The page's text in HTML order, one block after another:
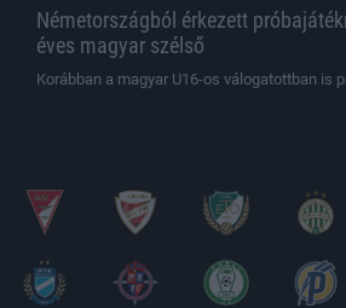
Németországból érkezett
éves magyar szélső
Korábban a magyar U16-os válogatottban is